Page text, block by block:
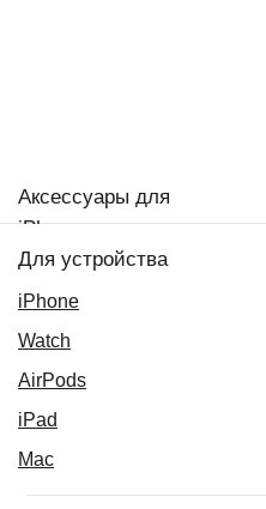
Аксессуары для
iPhone
Для устройства
iPhone
AirPods
Watch
iPad
Mac